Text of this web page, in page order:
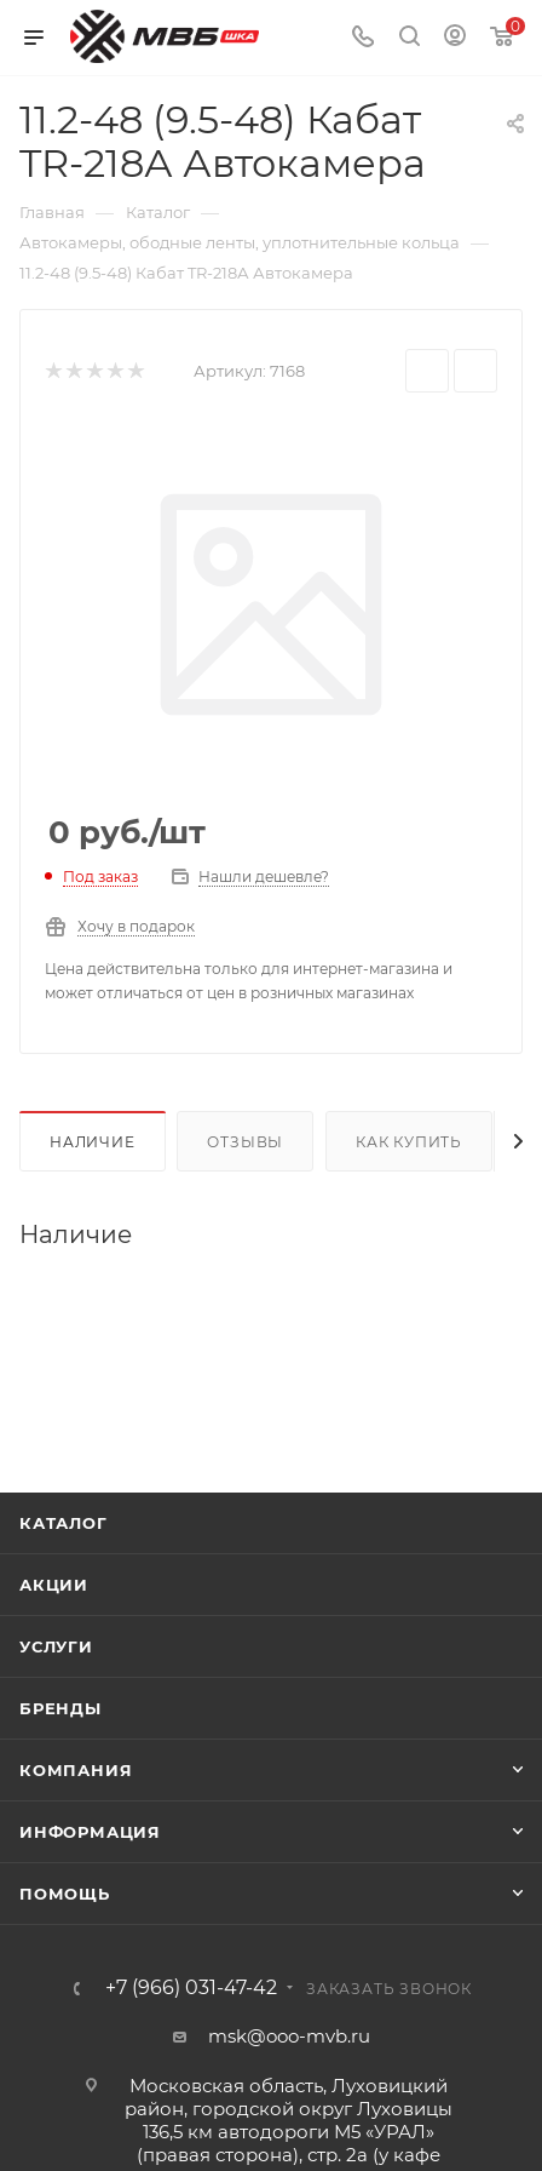
0
11.2-48 (9.5-48) Кабат
TR-218А Автокамера
Главная — Каталог —
Автокамеры, ободные ленты, уплотнительные кольца —
11.2-48 (9.5-48) Кабат TR-218А Автокамера
Артикул: 7168
0 руб./шт
Под заказ Нашли дешевле?
Хочу в подарок
Цена действительна только для интернет-магазина и
может отличаться от цен в розничных магазинах
НАЛИЧИЕ ОТЗЫВЫ КАК КУПИТЬ
Наличие
КАТАЛОГ
АКЦИИ
УСЛУГИ
БРЕНДЫ
КОМПАНИЯ
ИНФОРМАЦИЯ
ПОМОЩЬ
+7 (966) 031-47-42 ЗАКАЗАТЬ ЗВОНОК
msk@ooo-mvb.ru
Московская область, Луховицкий
район, городской округ Луховицы
136,5 км автодороги М5 «УРАЛ»
(правая сторона), стр. 2а (у кафе